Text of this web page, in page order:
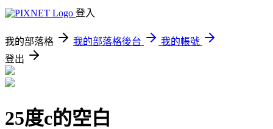
登入
我的部落格 我的部落格後台
我的帳號
登出
25度c的空白